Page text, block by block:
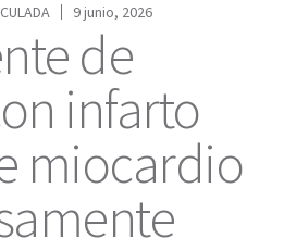
9 junio, 2026
de
infarto
miocardio